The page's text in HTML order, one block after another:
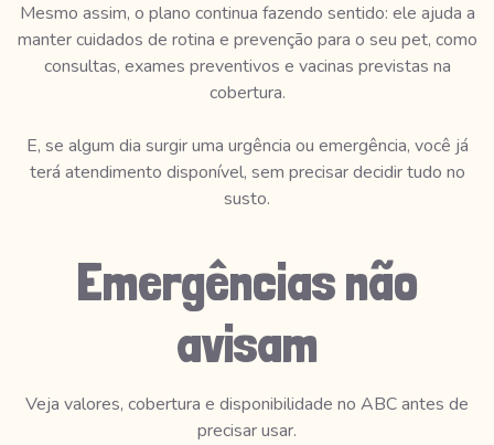
Mesmo assim, o plano continua fazendo sentido: ele ajuda a
manter cuidados de rotina e prevenção para o seu pet, como
consultas, exames preventivos e vacinas previstas na
cobertura.
E, se algum dia surgir uma urgência ou emergência, você já
terá atendimento disponível, sem precisar decidir tudo no
susto.
Emergências não
avisam
Veja valores, cobertura e disponibilidade no ABC antes de
precisar usar.